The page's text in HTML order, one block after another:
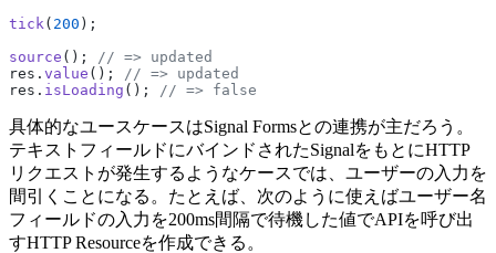
tick ( 200 );
source ();
// => updated
res. value ();
// => updated
res. isLoading (); // => false
具体的なユースケースはSignal Formsとの連携が主だろう。
テキストフィールドにバインドされたSignalをもとにHTTP
リクエストが発生するようなケースでは、ユーザーの入力を
間引くことになる。たとえば、次のように使えばユーザー名
フィールドの入力を200ms間隔で待機した値でAPIを呼び出
すHTTP Resourceを作成できる。